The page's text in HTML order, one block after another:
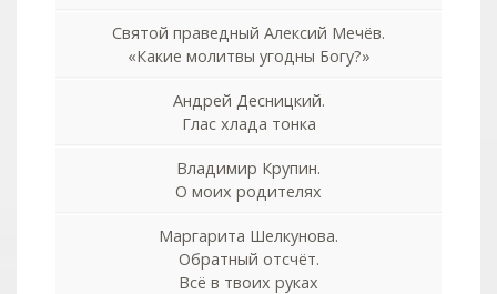
Святой праведный Алексий Мечёв.
«Какие молитвы угодны Богу?»
Андрей Десницкий.
Глас хлада тонка
Владимир Крупин.
О моих родителях
Маргарита Шелкунова.
Обратный отсчёт.
Всё в твоих руках